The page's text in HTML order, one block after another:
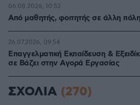
Από μαθητής, φοιτητής σε άλλη
06.08.2026, 10:52
Επαγγελματική Εκπαίδευση &
σε Bάζει στην Aγορά Eργασίας
26.07.2026, 09:54
ΣΧΟΛΙΑ (270)